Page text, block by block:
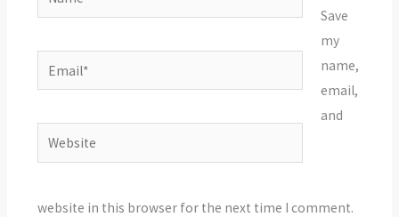
Email*
Website
Save
my
name,
email,
and
website in this browser for the next time I comment.